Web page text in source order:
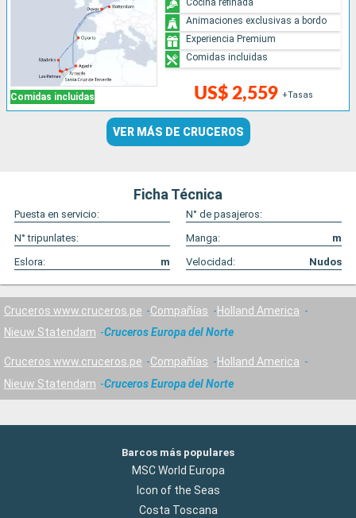
Comidas incluidas US$ 2,559 +Tasas
Cocina refinada
Animaciones exclusivas a bordo
Experiencia Premium
Comidas incluidas
VER MÁS DE CRUCEROS
Ficha Técnica
Puesta en servicio:
N° de pasajeros:
N° tripunlates:
Manga:
m
Eslora:
m Velocidad: Nudos
Cruceros www.cruceros.pe Compañías
Holland America
Nieuw Statendam
Cruceros Europa del Norte
Cruceros www.cruceros.pe Compañías
Holland America
Nieuw Statendam
Cruceros Europa del Norte
Barcos más populares
MSC World Europa
Icon of the Seas
Costa Toscana